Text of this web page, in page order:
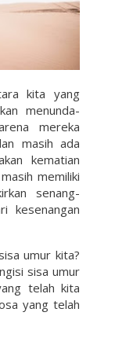
kita yang
menunda-
mereka
masih ada
kematian
memiliki
senang-
kesenangan
umur kita?
sisa umur
telah kita
yang telah